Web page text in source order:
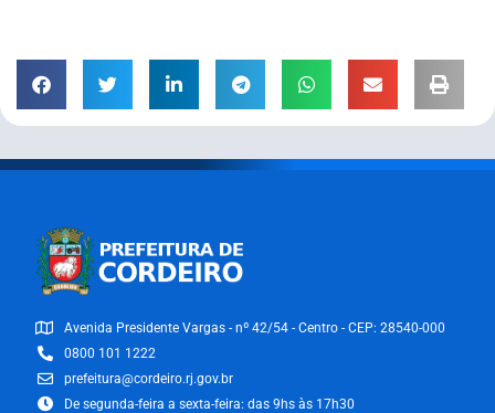
Avenida Presidente Vargas - nº 42/54 - Centro - CEP: 28540-000
0800 101 1222
prefeitura@cordeiro.rj.gov.br
De segunda-feira a sexta-feira: das 9hs às 17h30